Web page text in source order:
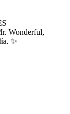
Wonderful,
✨